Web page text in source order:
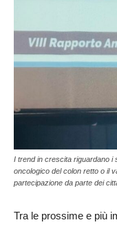
I trend in crescita riguardano i
oncologico del colon retto o il
partecipazione da parte dei
Tra le prossime e più